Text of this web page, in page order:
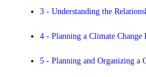
3 - Understanding the
4 - Planning a Climate Change
5 - Planning and Organizing a